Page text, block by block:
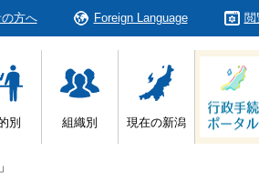
方へ Foreign Language 閲
別 組織別 現在の新潟